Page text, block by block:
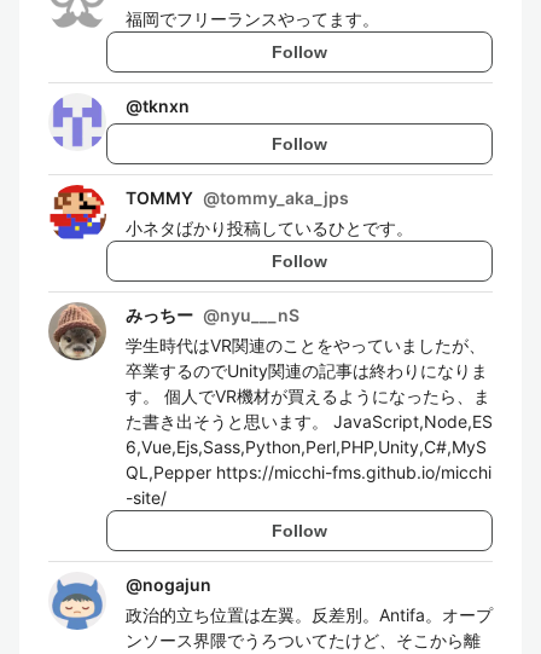
福岡でフリーランスやってます。
Follow
@tknxn
Follow
TOMMY @tommy_aka_jps
小ネタばかり投稿しているひとです。
Follow
みっちー @nyu___nS
学生時代はVR関連のことをやっていましたが、
卒業するのでUnity関連の記事は終わりになりま
す。 個人でVR機材が買えるようになったら、ま
た書き出そうと思います。 JavaScript,Node,ES
6,Vue,Ejs,Sass,Python,Perl,PHP,Unity,C#,MyS
QL,Pepper https://micchi-fms.github.io/micchi
-site/
Follow
@nogajun
政治的立ち位置は左翼。反差別。Antifa。オープ
ンソース界隈でうろついてたけど、そこから離